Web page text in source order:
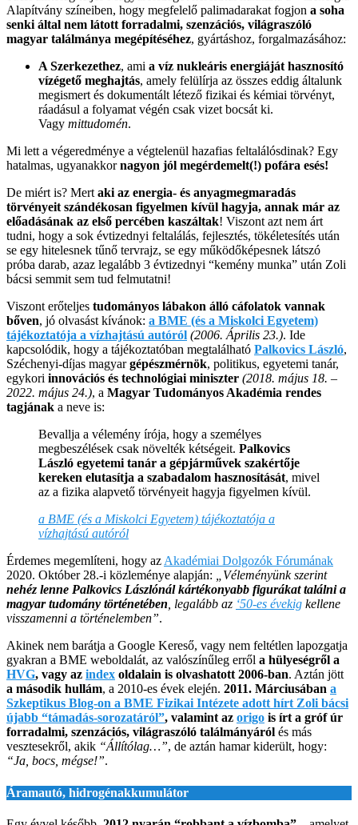
Alapítvány színeiben, hogy megfelelő palimadarakat fogjon a soha
senki által nem látott forradalmi, szenzációs, világraszóló
magyar találmánya megépítéséhez, gyártáshoz, forgalmazásához:
A Szerkezethez, ami a víz nukleáris energiáját hasznosító
vízégető meghajtás, amely felülírja az összes eddig általunk
megismert és dokumentált létező fizikai és kémiai törvényt,
ráadásul a folyamat végén csak vizet bocsát ki.
Vagy mittudomén.
Mi lett a végeredménye a végtelenül hazafias feltalálósdinak? Egy
hatalmas, ugyanakkornagyon jól megérdemelt(!) pofára esés!
De miért is? Mert aki az energia- és anyagmegmaradás
törvényeit szándékosan figyelmen kívül hagyja, annak már az
előadásának az első percében kaszáltak! Viszont azt nem árt
tudni, hogy a sok évtizednyi feltalálás, fejlesztés, tökéletesítés után
se egy hitelesnek tűnő tervrajz, se egy működőképesnek látszó
próba darab, azaz legalább 3 évtizednyi “kemény munka” után Zoli
bácsi semmit sem tud felmutatni!
Viszont erőteljes tudományos lábakon álló cáfolatok vannak
bőven, jó olvasást kívánok: a BME (és a Miskolci Egyetem)
tájékoztatója a vízhajtású autóról (2006. Április 23.). Ide
kapcsolódik, hogy a tájékoztatóban megtalálható Palkovics László,
Széchenyi-díjas magyargépészmérnök, politikus, egyetemi tanár,
egykori innovációs és technológiai miniszter (2018. május 18. –
2022. május 24.), a Magyar Tudományos Akadémia rendes
tagjának a neve is:
Bevallja a vélemény írója, hogy a személyes
megbeszélések csak növelték kétségeit. Palkovics
László egyetemi tanár a gépjárművek szakértője
kereken elutasítja a szabadalom hasznosítását, mivel
az a fizika alapvető törvényeit hagyja figyelmen kívül.
a BME (és a Miskolci Egyetem) tájékoztatója a
vízhajtású autóról
Érdemes megemlíteni, hogy az Akadémiai Dolgozók Fórumának
2020. Október 28.-i közleménye alapján:
„Véleményünk szerint
nehéz lenne Palkovics Lászlónál kártékonyabb figurákat találni a
magyar tudomány történetében , legalább az ‘50-es évekig kellene
visszamenni a történelemben”.
Akinek nem barátja a Google Kereső, vagy nem feltétlen lapozgatja
gyakran a BME weboldalát, az valószínűleg erről a hülyeségről a
HVG, vagy az index oldalain is olvashatott 2006-ban. Aztán jött
a második hullám, a 2010-es évek elején. 2011. Márciusában a
Szkeptikus Blog-on a BME Fizikai Intézete adott hírt Zoli bácsi
újabb “támadás-sorozatáról”, valamint az origo is írt a gróf úr
forradalmi, szenzációs, világraszóló találmányáról és más
vesztesekről, akik “Állítólag…”, de aztán hamar kiderült, hogy:
“Ja, bocs, mégse!”.
Áramautó, hidrogénakkumulátor